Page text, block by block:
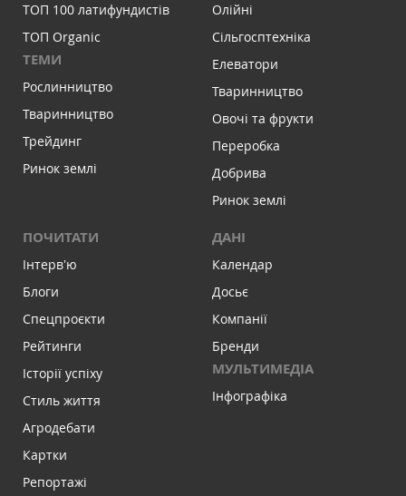
ТОП 100 латифундистів
ТОП Organic
ТЕМИ
Рослинництво
Тваринництво
Трейдинг
Ринок землі
Олійні
Сільгосптехніка
Елеватори
Тваринництво
Овочі та фрукти
Переробка
Добрива
Ринок землі
ПОЧИТАТИ
Інтервʼю
Блоги
Спецпроєкти
Рейтинги
Історії успіху
Стиль життя
Агродебати
Картки
Репортажі
ДАНІ
Календар
Досьє
Компанії
Бренди
МУЛЬТИМЕДІА
Інфографіка